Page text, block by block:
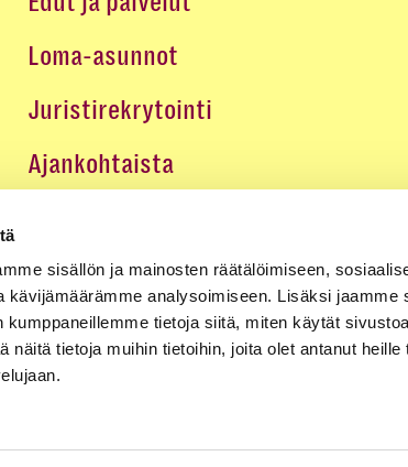
sisällön ja mainosten räätälöimiseen,
kävijämäärämme analysoimiseen. Lisäksi jaamme
kumppaneillemme tietoja siitä, miten käytät
näitä tietoja muihin tietoihin, joita olet antanut heille
Loma-asunnot
Juristirekrytointi
Ajankohtaista
Koulutukset ja tapahtumat
Yhteystiedot